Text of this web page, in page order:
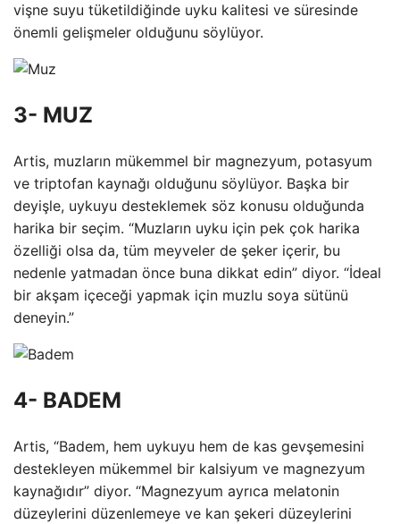
vişne suyu tüketildiğinde uyku kalitesi ve süresinde
önemli gelişmeler olduğunu söylüyor.
3- MUZ
Artis, muzların mükemmel bir magnezyum, potasyum
ve triptofan kaynağı olduğunu söylüyor. Başka bir
deyişle, uykuyu desteklemek söz konusu olduğunda
harika bir seçim. “Muzların uyku için pek çok harika
özelliği olsa da, tüm meyveler de şeker içerir, bu
nedenle yatmadan önce buna dikkat edin” diyor. “İdeal
bir akşam içeceği yapmak için muzlu soya sütünü
deneyin.”
4- BADEM
Artis, “Badem, hem uykuyu hem de kas gevşemesini
destekleyen mükemmel bir kalsiyum ve magnezyum
kaynağıdır” diyor. “Magnezyum ayrıca melatonin
düzeylerini düzenlemeye ve kan şekeri düzeylerini